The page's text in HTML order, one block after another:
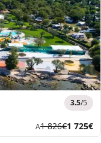
3.5/5
AKorábbi
díj
1 826€Új
ár
1 725€